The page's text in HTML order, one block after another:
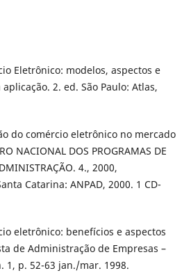
Eletrônico: modelos, aspectos e
2. ed. São Paulo: Atlas,
do comércio eletrônico no mercado
NACIONAL DOS PROGRAMAS DE
4., 2000,
Catarina: ANPAD, 2000. 1 CD-
eletrônico: benefícios e aspectos
de Administração de Empresas –
1, p. 52-63 jan./mar. 1998.